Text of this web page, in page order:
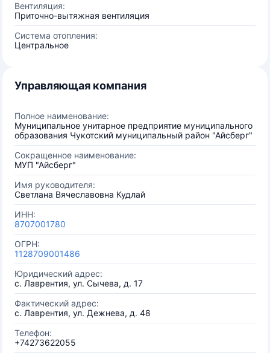
Вентиляция:
Приточно-вытяжная вентиляция
Система отопления:
Центральное
Управляющая компания
Полное наименование:
Муниципальное унитарное предприятие муниципального
образования Чукотский муниципальный район "Айсберг"
Сокращенное наименование:
МУП "Айсберг"
Имя руководителя:
Светлана Вячеславовна Кудлай
ИНН:
8707001780
ОГРН:
1128709001486
Юридический адрес:
с. Лаврентия, ул. Сычева, д. 17
Фактический адрес:
с. Лаврентия, ул. Дежнева, д. 48
Телефон:
+74273622055